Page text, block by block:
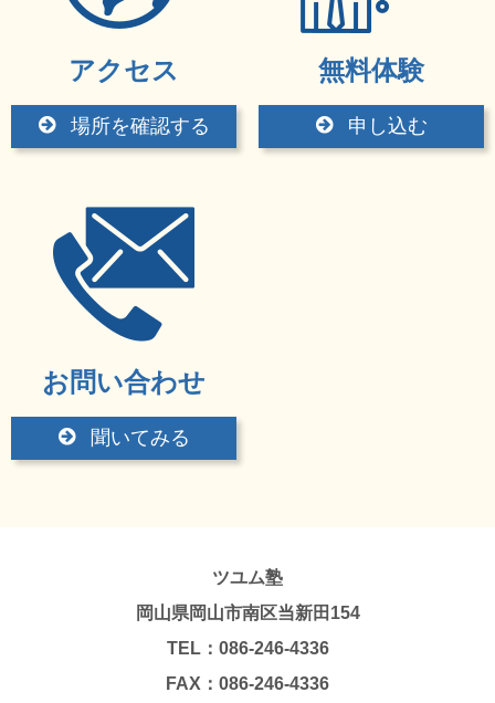
アクセス
場所を確認する
無料体験
申し込む
お問い合わせ
聞いてみる
ツユム塾
岡山県岡山市南区当新田154
TEL：086-246-4336
FAX：086-246-4336